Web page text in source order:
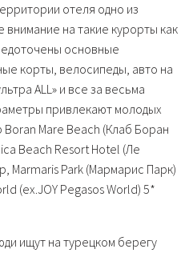
отеля одно из
на такие курорты как
основные
корты, велосипеды, авто на
ALL» и все за весьма
привлекают молодых
Mare Beach (Клаб Боран
Beach Resort Hotel (Ле
Marmaris Park (Мармарис Парк)
(ex.JOY Pegasos World) 5*
ищут на турецком берегу